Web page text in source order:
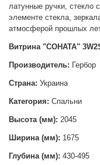
латунные ручки, стекло
элементе стекла,
атмосферой прошлых
Витрина "СОНАТА"
Производитель: Гербор
Страна: Украина
Категория: Спальни
Высота (мм): 2045
Ширина (мм): 1675
Глубина (мм): 430-495